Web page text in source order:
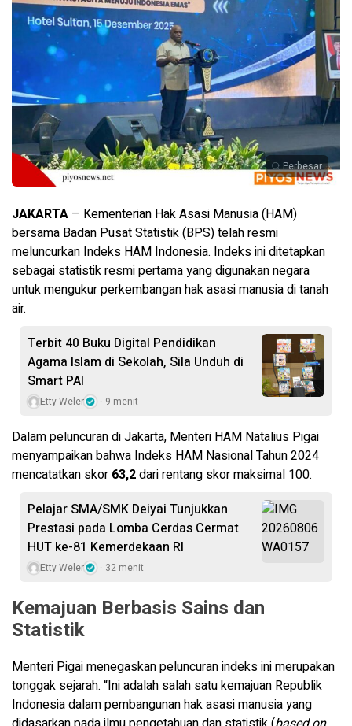
Perbesar
JAKARTA – Kementerian Hak Asasi Manusia (HAM)
bersama Badan Pusat Statistik (BPS) telah resmi
meluncurkan Indeks HAM Indonesia. Indeks ini ditetapkan
sebagai statistik resmi pertama yang digunakan negara
untuk mengukur perkembangan hak asasi manusia di tanah
air.
Terbit 40 Buku Digital Pendidikan
Agama Islam di Sekolah, Sila Unduh di
Smart PAI
Etty Weler 9 menit
​Dalam peluncuran di Jakarta, Menteri HAM Natalius Pigai
menyampaikan bahwa Indeks HAM Nasional Tahun 2024
mencatatkan skor 63,2dari rentang skor maksimal 100.
Pelajar SMA/SMK Deiyai Tunjukkan
Prestasi pada Lomba Cerdas Cermat
HUT ke-81 Kemerdekaan RI
Etty Weler 32 menit
​Kemajuan Berbasis Sains dan
Statistik
​Menteri Pigai menegaskan peluncuran indeks ini merupakan
tonggak sejarah. “Ini adalah salah satu kemajuan Republik
Indonesia dalam pembangunan hak asasi manusia yang